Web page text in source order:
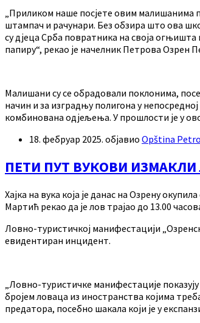
„Приликом наше посјете овим малишанима
штампач и рачунари. Без обзира што ова
су дјеца Срба повратника на своја
папиру“, рекао је начелник Петрова Озрен
Малишани су се обрадовали поклонима,
начин и за изградњу полигона у
комбинована одјељења. У прошлости је у
18. фебруар 2025. објавио Opština
ПЕТИ ПУТ ВУКОВИ
Хајка на вука која је данас на Озрену
Мартић рекао да је лов трајао до 13.00
Ловно-туристичкој манифестацији
евидентиран инцидент.
„Ловно-туристичке манифестације
бројем ловаца из иностранства којима
предатора, посебно шакала који је у